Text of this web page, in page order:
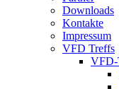
Downloads
Kontakte
Impressum
VFD Treffs
VFD-